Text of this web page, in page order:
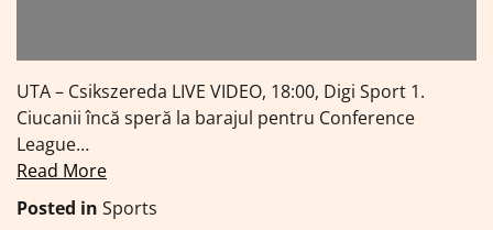
UTA – Csikszereda LIVE VIDEO, 18:00, Digi Sport 1.
Ciucanii încă speră la barajul pentru Conference
League…
Read More
Posted in Sports